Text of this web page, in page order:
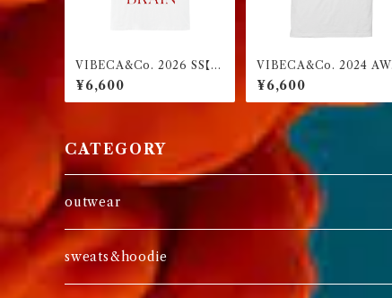
VIBECA&Co. 2026 SS【ボ
ックスフィット】
¥6,600
VIBECA&Co. 2024 AW
【ワイドフィット】
¥6,600
CATEGORY
outwear
sweats&hoodie